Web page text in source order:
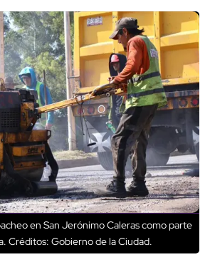
en San Jerónimo Caleras como parte
Créditos: Gobierno de la Ciudad.